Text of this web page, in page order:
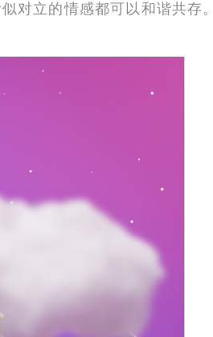
对立的情感都可以和谐共存。